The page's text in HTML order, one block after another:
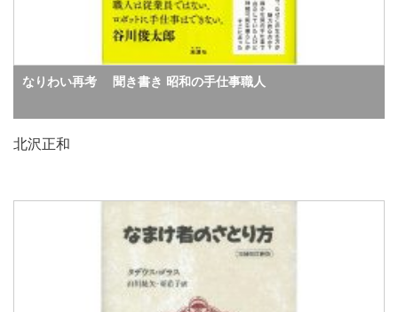
なりわい再考 聞き書き 昭和の手仕事職人
北沢正和